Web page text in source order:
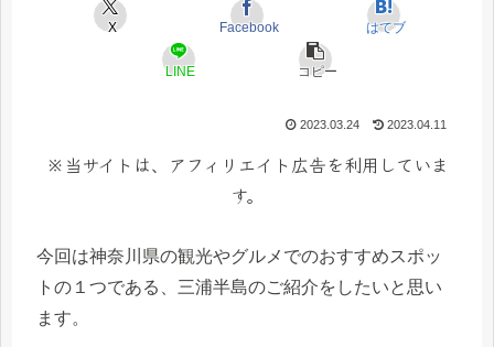
X Facebook はてブ
LINE コピー
2023.03.24 2023.04.11
※当サイトは、アフィリエイト広告を利用していま
す。
今回は神奈川県の観光やグルメでのおすすめスポッ
トの１つである、三浦半島のご紹介をしたいと思い
ます。